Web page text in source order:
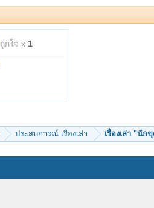
ถูกใจ x 1
ประสบการณ์ เรื่องเล่า เรื่องเล่า "นั